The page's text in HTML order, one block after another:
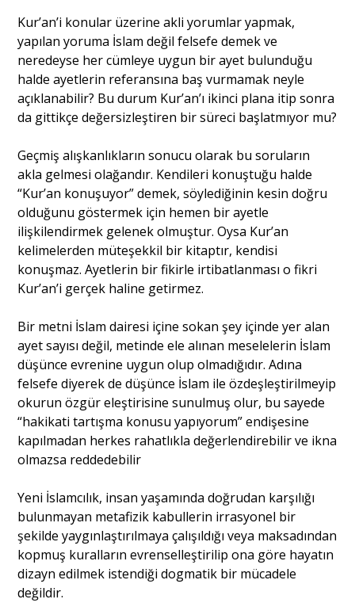
Kur’an’i konular üzerine akli yorumlar yapmak,
yapılan yoruma İslam değil felsefe demek ve
neredeyse her cümleye uygun bir ayet bulunduğu
halde ayetlerin referansına baş vurmamak neyle
açıklanabilir? Bu durum Kur’an’ı ikinci plana itip sonra
da gittikçe değersizleştiren bir süreci başlatmıyor mu?
Geçmiş alışkanlıkların sonucu olarak bu soruların
akla gelmesi olağandır. Kendileri konuştuğu halde
“Kur’an konuşuyor” demek, söylediğinin kesin doğru
olduğunu göstermek için hemen bir ayetle
ilişkilendirmek gelenek olmuştur. Oysa Kur’an
kelimelerden müteşekkil bir kitaptır, kendisi
konuşmaz. Ayetlerin bir fikirle irtibatlanması o fikri
Kur’an’i gerçek haline getirmez.
Bir metni İslam dairesi içine sokan şey içinde yer alan
ayet sayısı değil, metinde ele alınan meselelerin İslam
düşünce evrenine uygun olup olmadığıdır. Adına
felsefe diyerek de düşünce İslam ile özdeşleştirilmeyip
okurun özgür eleştirisine sunulmuş olur, bu sayede
“hakikati tartışma konusu yapıyorum” endişesine
kapılmadan herkes rahatlıkla değerlendirebilir ve ikna
olmazsa reddedebilir
Yeni İslamcılık, insan yaşamında doğrudan karşılığı
bulunmayan metafizik kabullerin irrasyonel bir
şekilde yaygınlaştırılmaya çalışıldığı veya maksadından
kopmuş kuralların evrenselleştirilip ona göre hayatın
dizayn edilmek istendiği dogmatik bir mücadele
değildir.